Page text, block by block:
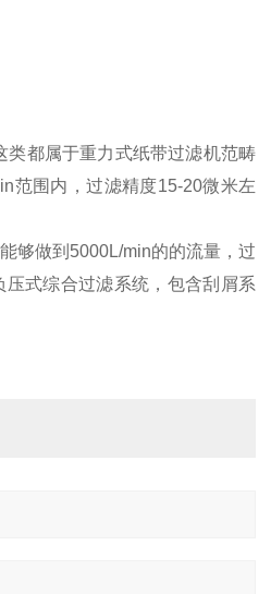
类都属于重力式纸带过滤机范畴
范围内，过滤精度15-20微米左
够做到5000L/min的的流量，过
式综合过滤系统，包含刮屑系